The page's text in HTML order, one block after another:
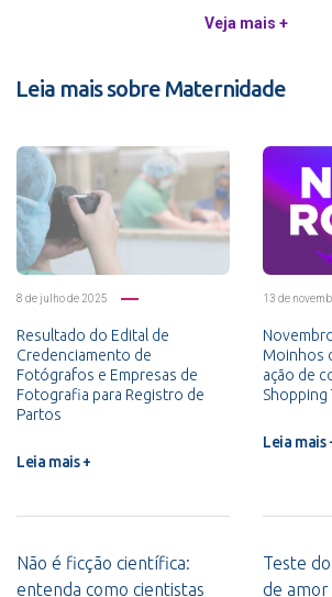
Veja mais +
Leia mais sobre Maternidade
8 de julho de 2025
Resultado do Edital de
Credenciamento de
Fotógrafos e Empresas de
Fotografia para Registro de
Partos
Leia mais +
13 de
Moinhos
ação de
Shopping
Leia mais
Não é ficção científica:
entenda como cientistas
Teste
de